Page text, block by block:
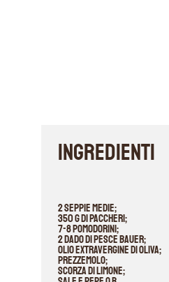
INGREDIENTI
2 seppie medie;
350 g di paccheri;
7-8 pomodorini;
2 Dado di Pesce Bauer;
Olio extravergine di oliva;
Prezzemolo;
scorza di limone;